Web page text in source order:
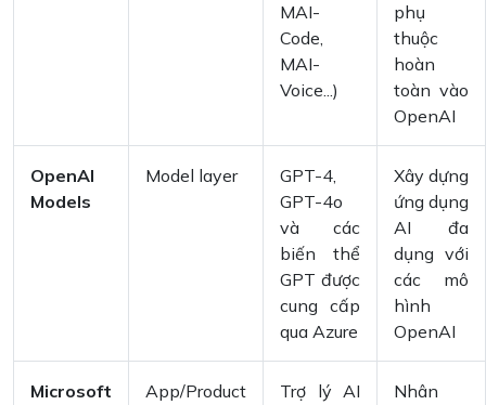
MAI-
Code,
MAI-
Voice...)
phụ
thuộc
hoàn
toàn vào
OpenAI
OpenAI
Models
Model layer
GPT-4,
GPT-4o
và các
biến thể
GPT được
cung cấp
qua Azure
Xây dựng
ứng dụng
AI đa
dụng với
các mô
hình
OpenAI
Microsoft
App/Product
Trợ lý AI
Nhân